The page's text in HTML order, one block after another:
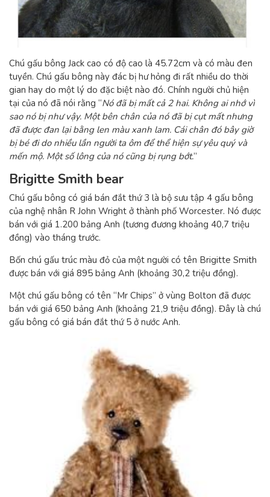
Chú gấu bông Jack cao có độ cao là 45.72cm và có màu đen
tuyền. Chú gấu bông này đác bị hư hỏng đi rất nhiều do thời
gian hay do một lý do đặc biệt nào đó. Chính người chủ hiện
tại của nó đã nói rằng “Nó đã bị mất cả 2 hai. Không ai nhớ vì
sao nó bị như vậy. Một bên chân của nó đã bị cụt mất nhưng
đã được đan lại bằng len màu xanh lam. Cái chân đó bây giờ
bị bé đi do nhiều lần người ta ôm để thể hiện sự yêu quý và
mến mộ. Một số lông của nó cũng bị rụng bớt.”
Brigitte Smith bear
Chú gấu bông có giá bán đắt thứ 3 là bộ sưu tập 4 gấu bông
của nghệ nhân R John Wright ở thành phố Worcester. Nó được
bán với giá 1.200 bảng Anh (tương đương khoảng 40,7 triệu
đồng) vào tháng trước.
Bốn chú gấu trúc màu đỏ của một người có tên Brigitte Smith
được bán với giá 895 bảng Anh (khoảng 30,2 triệu đồng).
Một chú gấu bông có tên “Mr Chips” ở vùng Bolton đã được
bán với giá 650 bảng Anh (khoảng 21,9 triệu đồng). Đây là chú
gấu bông có giá bán đắt thứ 5 ở nước Anh.